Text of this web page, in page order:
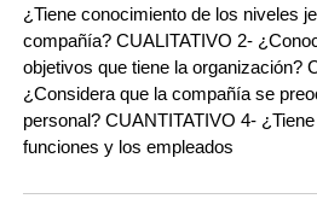
¿Tiene conocimiento de los niveles
compañía? CUALITATIVO 2-
objetivos que tiene la organización?
¿Considera que la compañía se
personal? CUANTITATIVO 4-
funciones y los empleados